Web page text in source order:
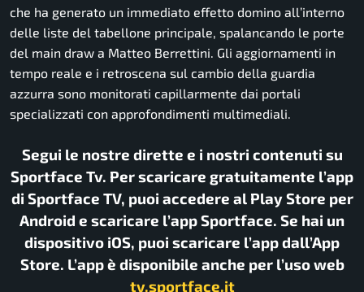
che ha generato un immediato effetto domino all’interno
delle liste del tabellone principale, spalancando le porte
del main draw a Matteo Berrettini. Gli aggiornamenti in
tempo reale e i retroscena sul cambio della guardia
azzurra sono monitorati capillarmente dai portali
specializzati con approfondimenti multimediali.
Segui le nostre dirette e i nostri contenuti su
Sportface Tv. Per scaricare gratuitamente l’app
di Sportface TV, puoi accedere al Play Store per
Android e scaricare l’app Sportface. Se hai un
dispositivo iOS, puoi scaricare l’app dall’App
Store. L’app è disponibile anche per l’uso web
tv.sportface.it